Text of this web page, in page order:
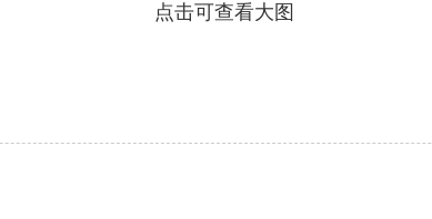
点击可查看大图